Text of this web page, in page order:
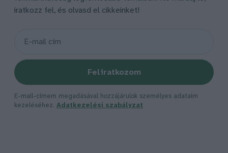
iratkozz fel, és olvasd el cikkeinket!
Feliratkozom
E-mail-címem megadásával hozzájárulok személyes adataim
kezeléséhez. Adatkezelési szabályzat